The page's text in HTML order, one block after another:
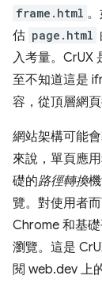
frame.html 。
估 page.html
入考量。CrUX
至不知道這是
容，從頂層網頁
網站架構可能
來說，單頁應
礎的路徑轉換
覽。對使用者
Chrome 和基
瀏覽。這是
閱 web.dev 上